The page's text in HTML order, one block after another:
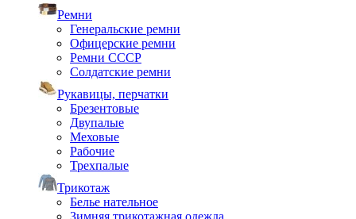
Ремни
Генеральские ремни
Офицерские ремни
Ремни СССР
Солдатские ремни
Рукавицы, перчатки
Брезентовые
Двупалые
Меховые
Рабочие
Трехпалые
Трикотаж
Белье нательное
Зимняя трикотажная одежда